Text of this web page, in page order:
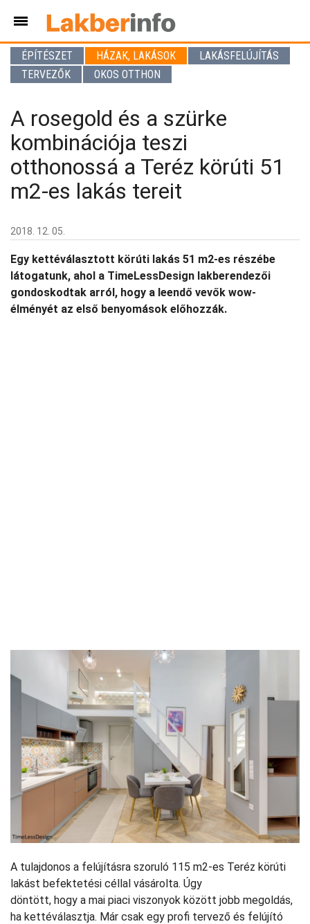
ÉPÍTÉSZET HÁZAK, LAKÁSOK
LAKÁSFELÚJÍTÁS
TERVEZŐK
OKOS OTTHON
A rosegold és a szürke
kombinációja teszi
otthonossá a Teréz körúti 51
m2-es lakás tereit
2018. 12. 05.
Egy kettéválasztott körúti lakás 51 m2-es részébe
látogatunk, ahol a TimeLessDesign lakberendezői
gondoskodtak arról, hogy a leendő vevők wow-
élményét az első benyomások előhozzák.
A tulajdonos a felújításra szoruló 115 m2-es Teréz körúti
lakást befektetési céllal vásárolta. Úgy
döntött, hogy a mai piaci viszonyok között jobb megoldás,
ha kettéválasztja. Már csak egy profi tervező és felújító